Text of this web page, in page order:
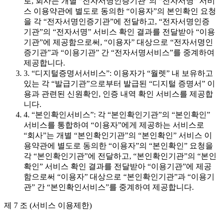
스 이용약관에 별도로 동의한 “이용자”의 본인확인 요청
을 각 “전자서명인증기관”에 전달하고, “전자서명인증
기관”의 “전자서명” 서비스 확인 결과를 전달받아 “이용
기관”에 제공함으로써, “이용자” 대상으로 “전자서명인
증기관”과 “이용기관” 간 “전자서명서비스”를 중계하여
제공합니다.
3. “디지털증명서서비스”: 이용자가 “월렛” 내 보유하고
있는 각 “발급기관”으로부터 발급된 “디지털 증명서” 이
용과 관련된 신원확인, 인증 내역 확인 서비스를 제공합
니다.
4. “본인확인서비스”: 각 “본인확인기관”의 “본인확인”
서비스를 통합하여 “이용자”에게 제공하는 서비스로
“회사”는 개별 “본인확인기관”의 “본인확인” 서비스 이
용약관에 별도로 동의한 “이용자”의 “본인확인” 요청을
각 “본인확인기관”에 전달하고, “본인확인기관”의 “본인
확인” 서비스 확인 결과를 전달받아 “이용기관”에 제공
함으로써 “이용자” 대상으로 “본인확인기관”과 “이용기
관” 간 “본인확인서비스”를 중계하여 제공합니다.
제 7 조 (서비스 이용제한)